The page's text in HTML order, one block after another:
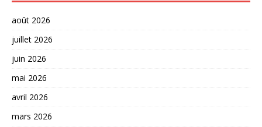
août 2026
juillet 2026
juin 2026
mai 2026
avril 2026
mars 2026